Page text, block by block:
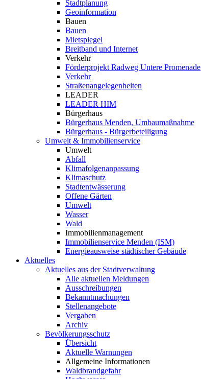
Stadtplanung
Geoinformation
Bauen
Bauen
Mietspiegel
Breitband und Internet
Verkehr
Förderprojekt Radweg Untere Promenade
Verkehr
Straßenangelegenheiten
LEADER
LEADER HIM
Bürgerhaus
Bürgerhaus Menden, Umbaumaßnahme
Bürgerhaus - Bürgerbeteiligung
Umwelt & Immobilienservice
Umwelt
Abfall
Klimafolgenanpassung
Klimaschutz
Stadtentwässerung
Offene Gärten
Umwelt
Wasser
Wald
Immobilienmanagement
Immobilienservice Menden (ISM)
Energieausweise städtischer Gebäude
Aktuelles
Aktuelles aus der Stadtverwaltung
Alle aktuellen Meldungen
Ausschreibungen
Bekanntmachungen
Stellenangebote
Vergaben
Archiv
Bevölkerungsschutz
Übersicht
Aktuelle Warnungen
Allgemeine Informationen
Waldbrandgefahr